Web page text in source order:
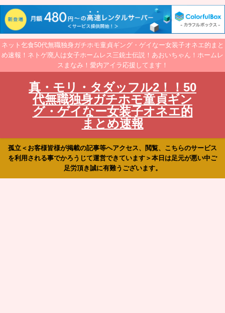
ネット乞食50代無職独身ガチホモ童貞ギング・ゲイなー女装子オネエ的まと
め速報！ネトゲ廃人は女子ホームレス三銃士伝説！あおいちゃん！ホームレ
スまなみ！愛内アイラ応援してます！
真・モリ・タダッフル2！！50
代無職独身ガチホモ童貞ギン
グ・ゲイなー女装子オネエ的
まとめ速報
孤立＜お客様皆様が掲載の記事等へアクセス、閲覧、こちらのサービス
を利用される事でかろうじて運営できています＞本日は足元が悪い中ご
足労頂き誠に有難うございます。